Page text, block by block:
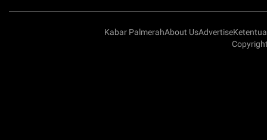
Kabar PalmerahAbout UsAdvertise